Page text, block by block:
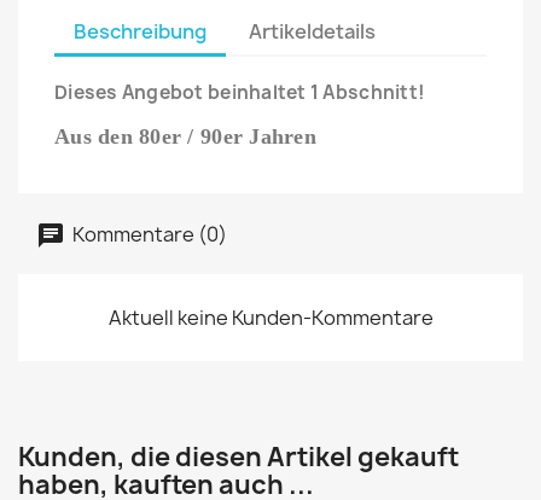
Beschreibung Artikeldetails
Dieses Angebot beinhaltet 1 Abschnitt!
Aus den 80er / 90er Jahren
Kommentare (0)
Aktuell keine Kunden-Kommentare
Kunden, die diesen Artikel gekauft
haben, kauften auch ...